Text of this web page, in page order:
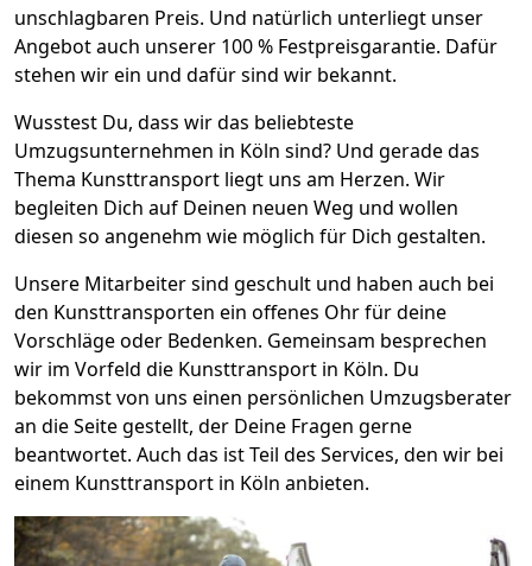
unschlagbaren Preis. Und natürlich unterliegt unser
Angebot auch unserer 100 % Festpreisgarantie. Dafür
stehen wir ein und dafür sind wir bekannt.
Wusstest Du, dass wir das beliebteste
Umzugsunternehmen in Köln sind? Und gerade das
Thema Kunsttransport liegt uns am Herzen. Wir
begleiten Dich auf Deinen neuen Weg und wollen
diesen so angenehm wie möglich für Dich gestalten.
Unsere Mitarbeiter sind geschult und haben auch bei
den Kunsttransporten ein offenes Ohr für deine
Vorschläge oder Bedenken. Gemeinsam besprechen
wir im Vorfeld die Kunsttransport in Köln. Du
bekommst von uns einen persönlichen Umzugsberater
an die Seite gestellt, der Deine Fragen gerne
beantwortet. Auch das ist Teil des Services, den wir bei
einem Kunsttransport in Köln anbieten.